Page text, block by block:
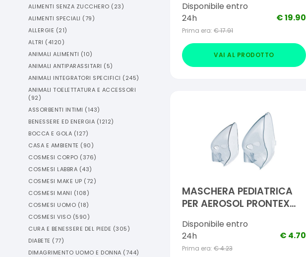
ALIMENTI SENZA ZUCCHERO (23)
ALIMENTI SPECIALI (79)
ALLERGIE (21)
ALTRI (4120)
ANIMALI ALIMENTI (10)
ANIMALI ANTIPARASSITARI (5)
ANIMALI INTEGRATORI SPECIFICI (245)
ANIMALI TOELETTATURA E ACCESSORI
(92)
ASSORBENTI INTIMI (143)
BENESSERE ED ENERGIA (1212)
BOCCA E GOLA (127)
CASA E AMBIENTE (90)
COSMESI CORPO (376)
COSMESI LABBRA (43)
COSMESI MAKE UP (72)
COSMESI MANI (108)
COSMESI UOMO (18)
COSMESI VISO (590)
CURA E BENESSERE DEL PIEDE (305)
DIABETE (77)
DIMAGRIMENTO UOMO E DONNA (744)
Disponibile entro
24h
Prima era: €17.91
€19.90
VAI AL PRODOTTO
MASCHERA PEDIATRICA
PER AEROSOL PRONTEX
Disponibile entro
24h
Prima era: €4.23
€ 4.70